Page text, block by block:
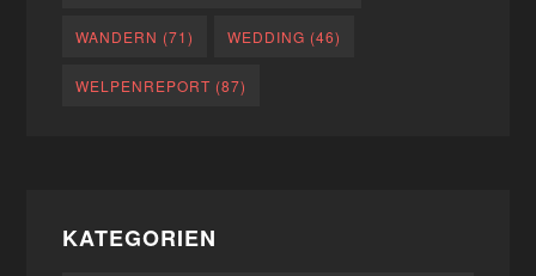
WANDERN (71) WEDDING (46)
WELPENREPORT (87)
KATEGORIEN